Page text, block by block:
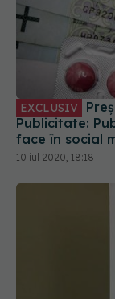
EXCLUSIV
Publicitate:
face în social
10 iul 2020, 18:18